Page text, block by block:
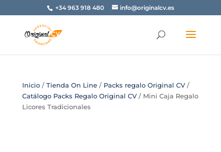
+34 963 918 480 info@originalcv.es
Inicio/ Tienda On Line/ Packs regalo Original CV/
Catálogo Packs Regalo Original CV/ Mini Caja Regalo
Licores Tradicionales